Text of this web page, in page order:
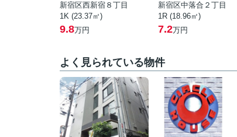
新宿区西新宿８丁目
1K (23.37㎡)
9.8万円
新宿区中落合２丁目
1R (18.96㎡)
7.2万円
よく見られている物件